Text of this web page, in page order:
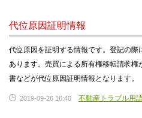
代位原因証明情報
代位原因を証明する情報です。登記の
あります。売買による所有権移転請求
書などが代位原因証明情報となります。
2019-09-26 16:40 不動産トラブル用